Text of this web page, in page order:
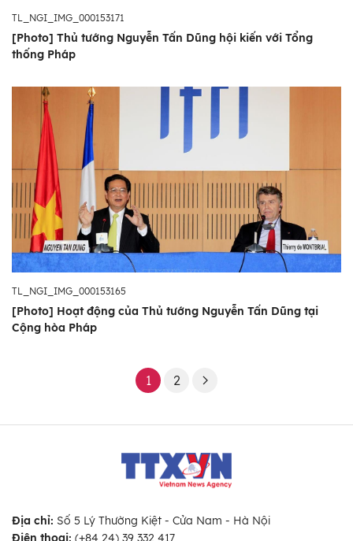
TL_NGI_IMG_000153171
[Photo] Thủ tướng Nguyễn Tấn Dũng hội kiến với Tổng
thống Pháp
TL_NGI_IMG_000153165
[Photo] Hoạt động của Thủ tướng Nguyễn Tấn Dũng tại
Cộng hòa Pháp
1 2
Địa chỉ: Số 5 Lý Thường Kiệt - Cửa Nam - Hà Nội
Điện thoại: (+84 24) 39 332 417